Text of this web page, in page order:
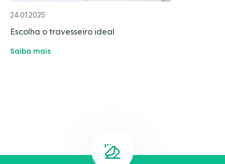
24.01.2025
Escolha o travesseiro ideal
Saiba mais